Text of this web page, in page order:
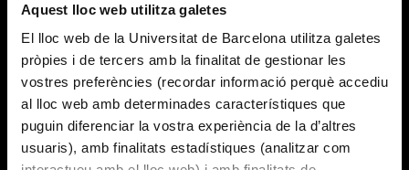
Aquest lloc web utilitza galetes
El lloc web de la Universitat de Barcelona utilitza galetes
pròpies i de tercers amb la finalitat de gestionar les
vostres preferències (recordar informació perquè accediu
al lloc web amb determinades característiques que
puguin diferenciar la vostra experiència de la d’altres
usuaris), amb finalitats estadístiques (analitzar com